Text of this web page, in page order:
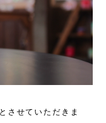
させていただきま